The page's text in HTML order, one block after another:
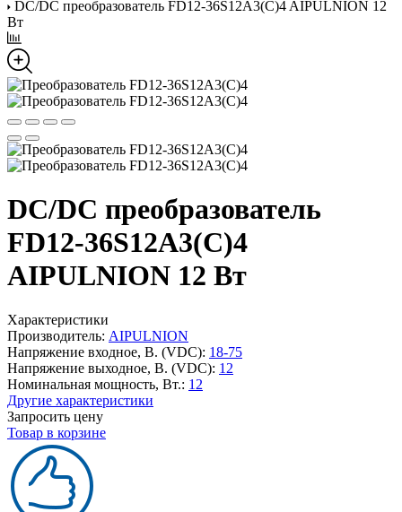
DC/DC преобразователь FD12-36S12A3(C)4 AIPULNION 12
Вт
DC/DC преобразователь
FD12-36S12A3(C)4
AIPULNION 12 Вт
Характеристики
Производитель: AIPULNION
Напряжение входное, В. (VDC): 18-75
Напряжение выходное, В. (VDC): 12
Номинальная мощность, Вт.: 12
Другие характеристики
Запросить цену
Товар в корзине